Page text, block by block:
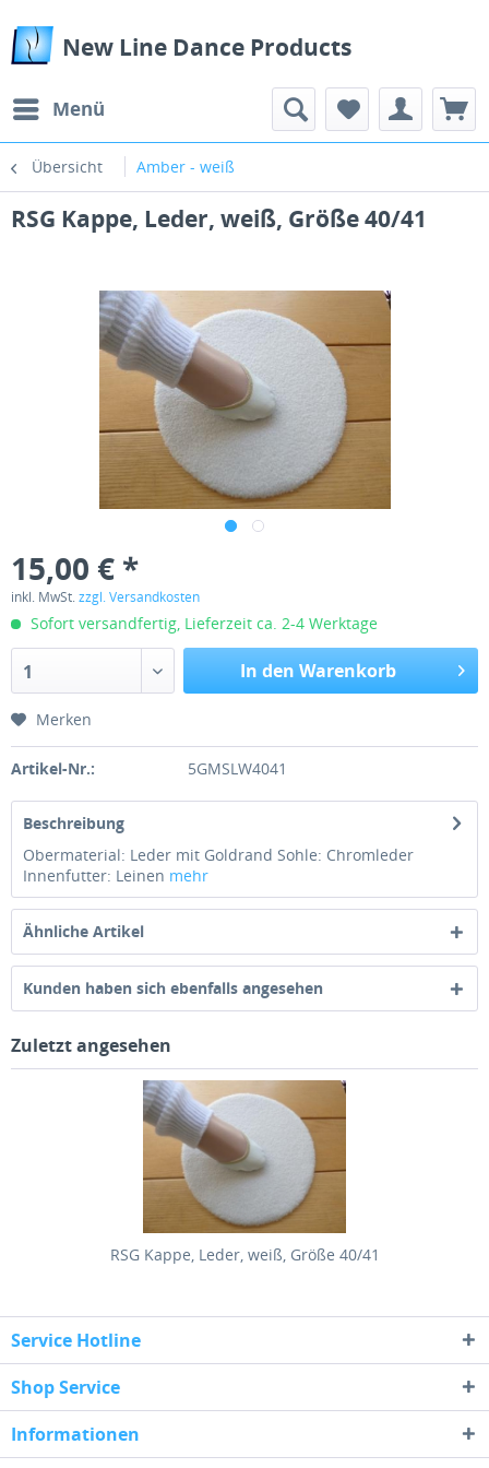
New Line Dance Products
Menü
Übersicht Amber - weiß
RSG Kappe, Leder, weiß, Größe 40/41
15,00 € *
inkl. MwSt.zzgl. Versandkosten
Sofort versandfertig, Lieferzeit ca. 2-4 Werktage
1 In den Warenkorb
Merken
Artikel-Nr.: 5GMSLW4041
Beschreibung
Obermaterial: Leder mit Goldrand Sohle: Chromleder
Innenfutter: Leinen mehr
Ähnliche Artikel
Kunden haben sich ebenfalls angesehen
Zuletzt angesehen
RSG Kappe, Leder, weiß, Größe 40/41
Service Hotline
Shop Service
Informationen